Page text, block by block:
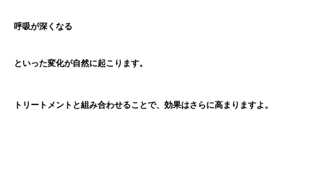
呼吸が深くなる
といった変化が自然に起こります。
トリートメントと組み合わせることで、効果はさらに高まりますよ。